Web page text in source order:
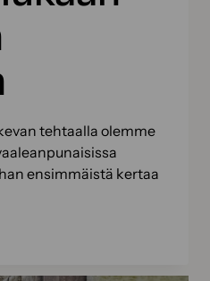
tehtaalla olemme
ensimmäistä kertaa